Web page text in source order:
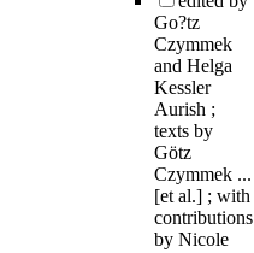
Go?tz
Czymmek
and Helga
Kessler
Aurish ;
texts by
Götz
Czymmek ...
[et al.] ; with
contributions
by Nicole